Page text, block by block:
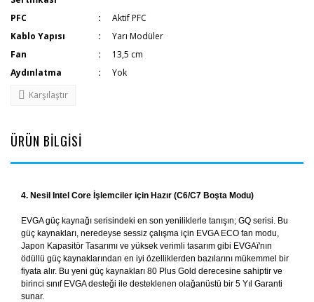
PFC
Aktif PFC
Kablo Yapısı
Yarı Modüler
Fan
13,5 cm
Aydınlatma
Yok
Karşılaştır
ÜRÜN BİLGİSİ
4. Nesil Intel Core İşlemciler için Hazır (C6/C7 Boşta Modu)
EVGA güç kaynağı serisindeki en son yeniliklerle tanışın; GQ serisi. Bu
güç kaynakları, neredeyse sessiz çalışma için EVGA ECO fan modu,
Japon Kapasitör Tasarımı ve yüksek verimli tasarım gibi EVGAï'nın
ödüllü güç kaynaklarından en iyi özelliklerden bazılarını mükemmel bir
fiyata alır. Bu yeni güç kaynakları 80 Plus Gold derecesine sahiptir ve
birinci sınıf EVGA desteği ile desteklenen olağanüstü bir 5 Yıl Garanti
sunar.